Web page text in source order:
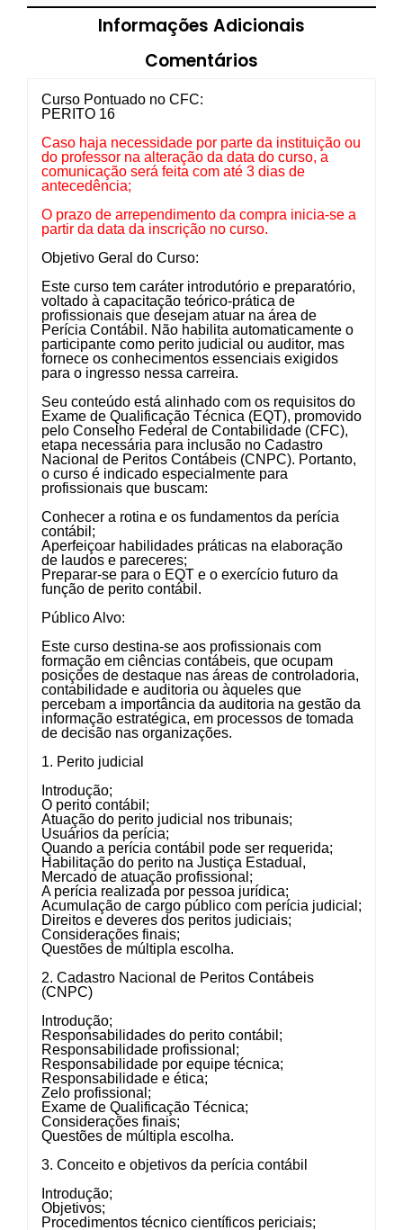
Informações Adicionais
Comentários
Curso Pontuado no CFC:
PERITO 16
Caso haja necessidade por parte da instituição ou
do professor na alteração da data do curso, a
comunicação será feita com até 3 dias de
antecedência;
O prazo de arrependimento da compra inicia-se a
partir da data da inscrição no curso.
Objetivo Geral do Curso:
Este curso tem caráter introdutório e preparatório,
voltado à capacitação teórico-prática de
profissionais que desejam atuar na área de
Perícia Contábil. Não habilita automaticamente o
participante como perito judicial ou auditor, mas
fornece os conhecimentos essenciais exigidos
para o ingresso nessa carreira.
Seu conteúdo está alinhado com os requisitos do
Exame de Qualificação Técnica (EQT), promovido
pelo Conselho Federal de Contabilidade (CFC),
etapa necessária para inclusão no Cadastro
Nacional de Peritos Contábeis (CNPC). Portanto,
o curso é indicado especialmente para
profissionais que buscam:
Conhecer a rotina e os fundamentos da perícia
contábil;
Aperfeiçoar habilidades práticas na elaboração
de laudos e pareceres;
Preparar-se para o EQT e o exercício futuro da
função de perito contábil.
Público Alvo:
Este curso destina-se aos profissionais com
formação em ciências contábeis, que ocupam
posições de destaque nas áreas de controladoria,
contabilidade e auditoria ou àqueles que
percebam a importância da auditoria na gestão da
informação estratégica, em processos de tomada
de decisão nas organizações.
1. Perito judicial
Introdução;
O perito contábil;
Atuação do perito judicial nos tribunais;
Usuários da perícia;
Quando a perícia contábil pode ser requerida;
Habilitação do perito na Justiça Estadual,
Mercado de atuação profissional;
A perícia realizada por pessoa jurídica;
Acumulação de cargo público com perícia judicial;
Direitos e deveres dos peritos judiciais;
Considerações finais;
Questões de múltipla escolha.
2. Cadastro Nacional de Peritos Contábeis
(CNPC)
Introdução;
Responsabilidades do perito contábil;
Responsabilidade profissional;
Responsabilidade por equipe técnica;
Responsabilidade e ética;
Zelo profissional;
Exame de Qualificação Técnica;
Considerações finais;
Questões de múltipla escolha.
3. Conceito e objetivos da perícia contábil
Introdução;
Objetivos;
Procedimentos técnico científicos periciais;